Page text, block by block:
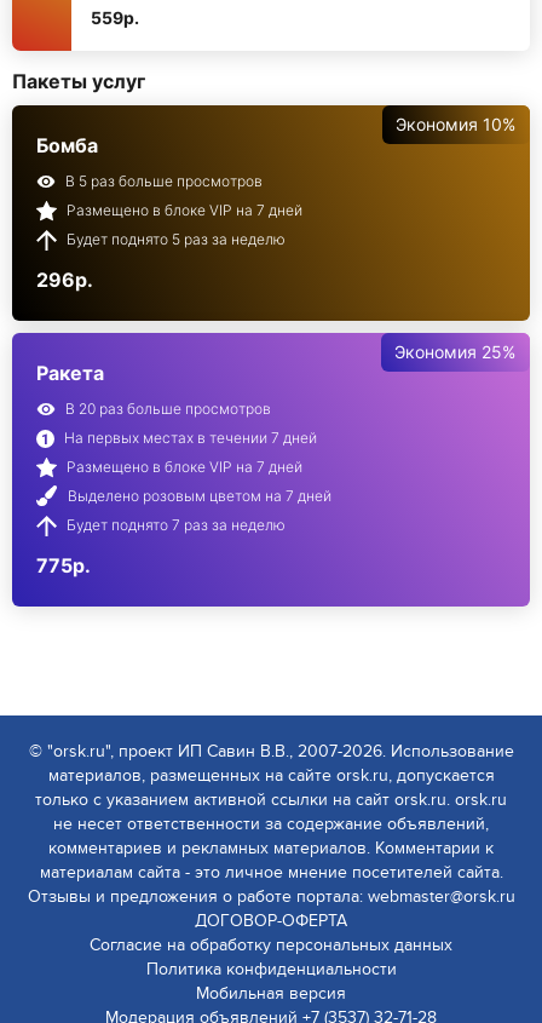
559р.
Пакеты услуг
Экономия 10%
Бомба
В 5 раз больше просмотров
Размещено в блоке VIP на 7 дней
Будет поднято 5 раз за неделю
296р.
Экономия 25%
Ракета
В 20 раз больше просмотров
На первых местах в течении 7 дней
Размещено в блоке VIP на 7 дней
Выделено розовым цветом на 7 дней
Будет поднято 7 раз за неделю
775р.
© "orsk.ru", проект ИП Савин В.В., 2007-2026. Использование
материалов, размещенных на сайте orsk.ru, допускается
только с указанием активной ссылки на сайт orsk.ru. orsk.ru
не несет ответственности за содержание объявлений,
комментариев и рекламных материалов. Комментарии к
материалам сайта - это личное мнение посетителей сайта.
Отзывы и предложения о работе портала: webmaster@orsk.ru
ДОГОВОР-ОФЕРТА
Согласие на обработку персональных данных
Политика конфиденциальности
Мобильная версия
Модерация объявлений +7 (3537) 32-71-28